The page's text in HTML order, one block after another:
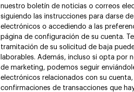
nuestro boletín de noticias o correos
siguiendo las instrucciones para darse
electrónicos o accediendo a las
página de configuración de su cuenta.
tramitación de su solicitud de baja
laborables. Además, incluso si opta por
de marketing, podemos seguir
electrónicos relacionados con su
confirmaciones de transacciones que